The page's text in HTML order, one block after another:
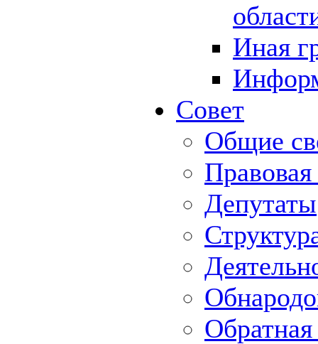
Иная
Совет
Общие
Правовая
Депутаты
Обратная